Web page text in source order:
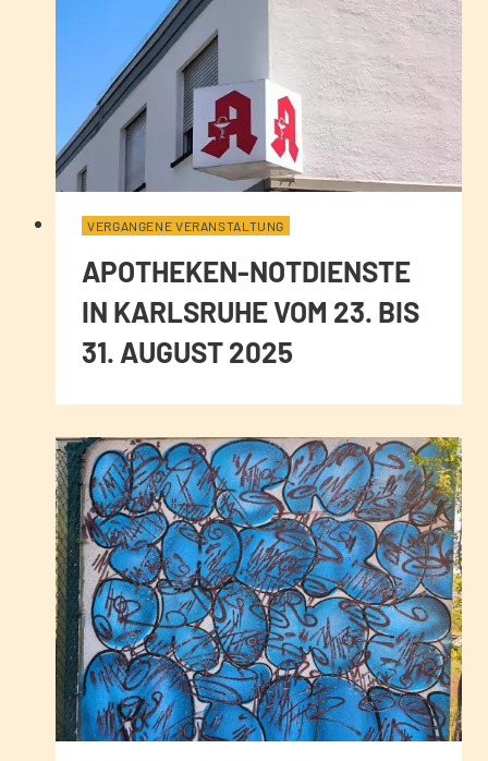
VERGANGENE VERANSTALTUNG
APOTHEKEN-NOTDIENSTE
IN KARLSRUHE VOM 23. BIS
31. AUGUST 2025